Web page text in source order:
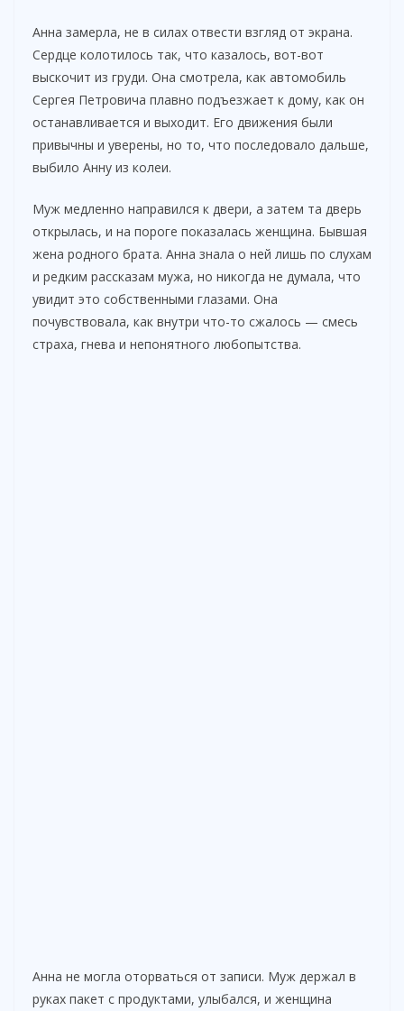
Анна замерла, не в силах отвести взгляд от экрана.
Сердце колотилось так, что казалось, вот-вот
выскочит из груди. Она смотрела, как автомобиль
Сергея Петровича плавно подъезжает к дому, как он
останавливается и выходит. Его движения были
привычны и уверены, но то, что последовало дальше,
выбило Анну из колеи.
Муж медленно направился к двери, а затем та дверь
открылась, и на пороге показалась женщина. Бывшая
жена родного брата. Анна знала о ней лишь по слухам
и редким рассказам мужа, но никогда не думала, что
увидит это собственными глазами. Она
почувствовала, как внутри что-то сжалось — смесь
страха, гнева и непонятного любопытства.
Анна не могла оторваться от записи. Муж держал в
руках пакет с продуктами, улыбался, и женщина